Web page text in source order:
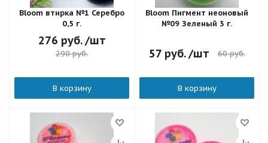
Bloom втирка №1 Серебро
0,5 г.
276 руб. /шт
290руб.
В корзину
Bloom Пигмент неоновый
№09 Зеленый 3 г.
57руб. /шт 60руб.
В корзину